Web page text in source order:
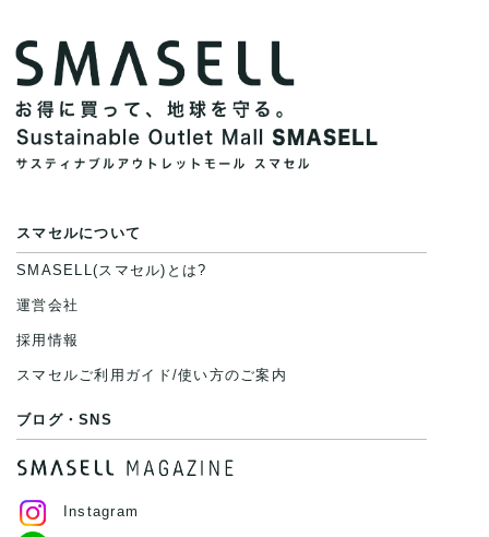
スマセルについて
SMASELL(スマセル)とは?
運営会社
採用情報
スマセルご利用ガイド/使い方のご案内
ブログ・SNS
Instagram